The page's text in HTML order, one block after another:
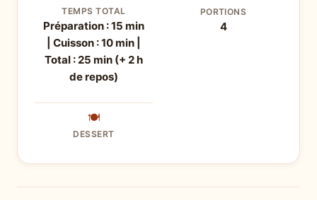
TEMPS TOTAL
Préparation : 15 min
| Cuisson : 10 min |
Total : 25 min (+ 2 h
de repos)
PORTIONS
4
🍽
DESSERT